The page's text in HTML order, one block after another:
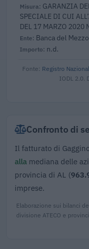
GARANZIA
SPECIALE DI CUI
DEL 17 MARZO 2020
Banca del
n.d.
Fonte: Registro
IODL 2.0.
Confronto di
Il fatturato di
alla mediana delle
provincia di AL (
imprese.
Elaborazione sui bilanci
divisione ATECO e